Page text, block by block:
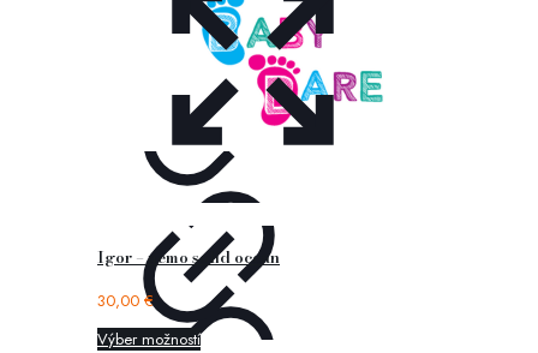
Igor – nemo solid ocean
30,00 €
Výber možností